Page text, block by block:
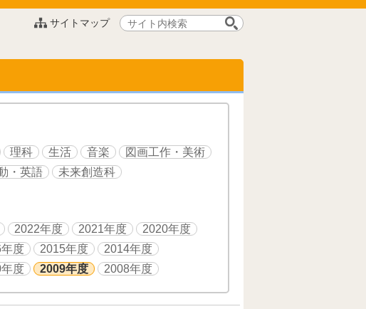
サイトマップ
サ
検
理科 生活 音楽
図画工作・美術
・英語 未来創造科
2022年度 2021年度
2020年度
度 2015年度
2014年度
度 2009年度 2008年度